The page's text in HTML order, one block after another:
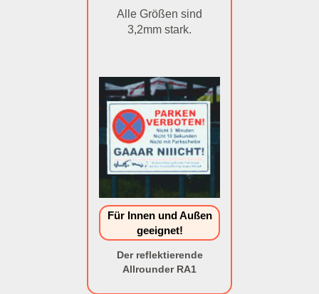
Alle Größen sind
3,2mm stark.
Für Innen und Außen
geeignet!
Der reflektierende
Allrounder RA1